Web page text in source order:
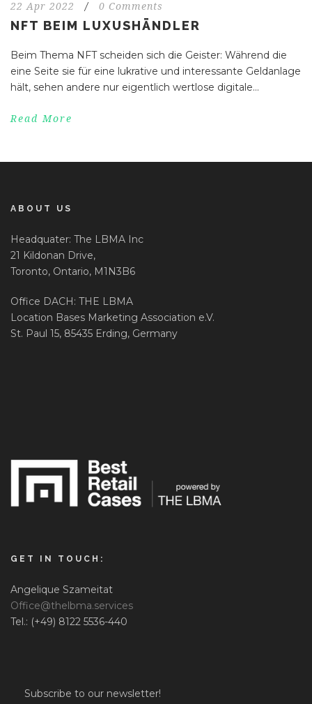
22 Apr 2022 / 0 Comments
NFT BEIM LUXUSHÄNDLER
Beim Thema NFT scheiden sich die Geister: Während die
eine Seite sie für eine lukrative und interessante Geldanlage
hält, sehen andere nur eigentlich wertlose digitale...
Read More
ABOUT US
Headquater: The LBMA Inc
21 Kildonan Drive,
Toronto, Ontario, M1N3B6
Office DACH: THE LBMA
Location Bases Marketing Association e.V.
St. Paul 15, 85435 Erding, Germany
GET IN TOUCH:
Angelique Szameitat
Office@thelbma.services
Tel.: (+49) 8122 5536-440
Subscribe to our newsletter!